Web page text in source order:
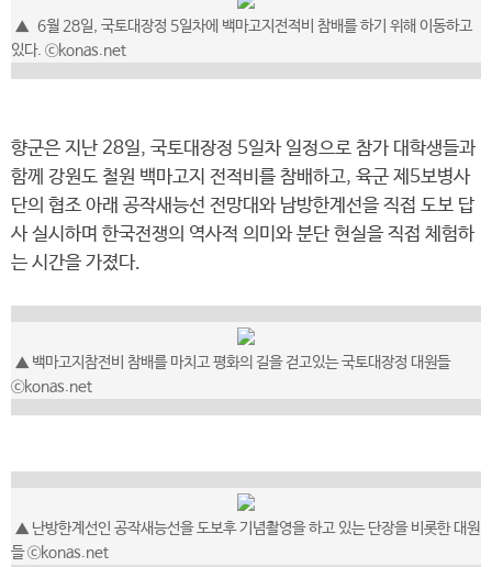
▲ 6월 28일, 국토대장정 5일차에 백마고지전적비 참배를 하기 위해 이동하고
있다. ⓒkonas.net
향군은 지난 28일, 국토대장정 5일차 일정으로 참가 대학생들과
함께 강원도 철원 백마고지 전적비를 참배하고, 육군 제5보병사
단의 협조 아래 공작새능선 전망대와 남방한계선을 직접 도보 답
사 실시하며 한국전쟁의 역사적 의미와 분단 현실을 직접 체험하
는 시간을 가졌다.
▲ 백마고지참전비 참배를 마치고 평화의 길을 걷고있는 국토대장정 대원들
ⓒkonas.net
▲ 난방한계선인 공작새능선을 도보후 기념촬영을 하고 있는 단장을 비롯한 대원
들 ⓒkonas.net